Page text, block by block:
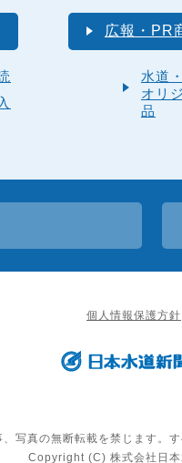
広報・PR
水道
オリ
品
個人情報保護方針
写真の無断転載を禁じます。
Copyright (C) 株式会社日本